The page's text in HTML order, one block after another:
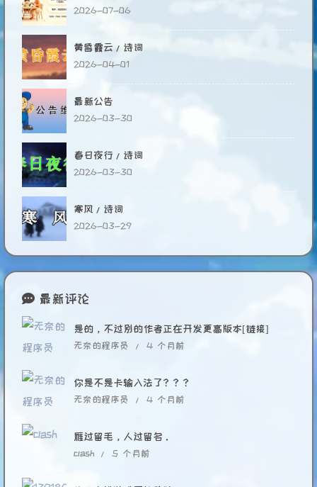
2026-07-06
黄昏霞云/诗词
2026-04-01
最新公告
2026-03-30
春日夜行/诗词
2026-03-30
寒风/诗词
2026-03-29
最新评论
是的，不过别的作者正在开发更高版本[链接]
无奈的程序员 / 4 个月前
你是不是卡输入法了？？？
无奈的程序员 / 4 个月前
雁过留毛，人过留名。
clash / 5 个月前